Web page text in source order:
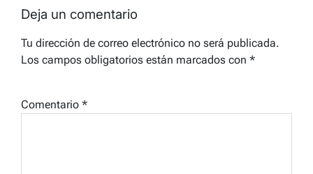
Deja un comentario
Tu dirección de correo electrónico no será publicada.
Los campos obligatorios están marcados con *
Comentario *